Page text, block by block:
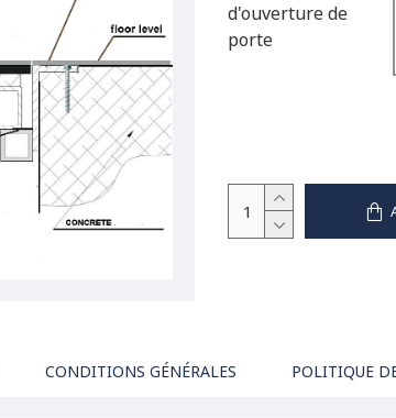
d'ouverture de
porte
CONDITIONS GÉNÉRALES POLITIQUE